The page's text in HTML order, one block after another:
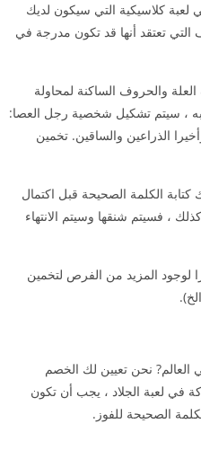
لعبة كلاسيكية التي سيكون لديك
تعتقد أنها قد تكون مدرجة في
والحروف الساكنة لمحاولة
، سيتم تشكيل شخصية رجل العصا:
الذراعين والساقين. تخمين
كتابة الكلمة الصحيحة قبل اكتمال
، فسيتم شنقها وسيتم الانتهاء
لوجود المزيد من الفرص لتخمين
نحن تعيين لك الخصم
في لعبة الجلاد ، يجب أن تكون
الصحيحة للفوز.